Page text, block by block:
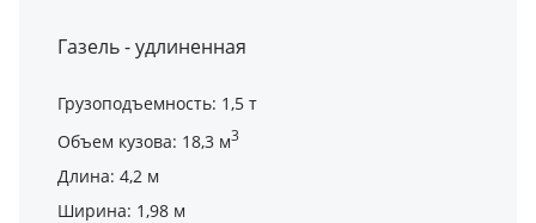
Газель - удлиненная
Грузоподъемность: 1,5 т
Объем кузова: 18,3 м3
Длина: 4,2 м
Ширина: 1,98 м